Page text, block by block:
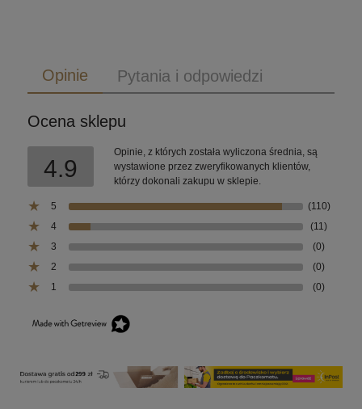
Opinie Pytania i odpowiedzi
Ocena sklepu
4.9
Opinie, z których została wyliczona średnia, są
wystawione przez zweryfikowanych klientów,
którzy dokonali zakupu w sklepie.
5
(110)
4
(11)
3
(0)
2
(0)
1
(0)